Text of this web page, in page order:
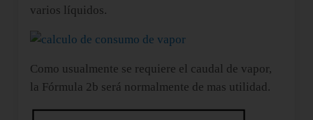
varios líquidos.
Como usualmente se requiere el caudal de vapor,
la Fórmula 2b será normalmente de mas utilidad.